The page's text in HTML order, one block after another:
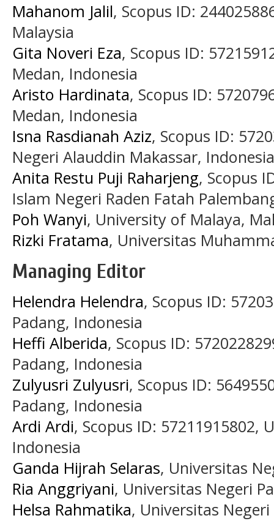
Mahanom Jalil, Scopus ID:
Malaysia
Gita Noveri Eza, Scopus ID:
Medan, Indonesia
Aristo Hardinata, Scopus ID:
Medan, Indonesia
Isna Rasdianah Aziz, Scopus ID:
Negeri Alauddin Makassar, Indonesia
Anita Restu Puji Raharjeng, Scopus
Islam Negeri Raden Fatah
Poh Wanyi, University of Malaya,
Rizki Fratama, Universitas
Managing Editor
Helendra Helendra, Scopus ID:
Padang, Indonesia
Heffi Alberida, Scopus ID:
Padang, Indonesia
Zulyusri Zulyusri, Scopus ID:
Padang, Indonesia
Ardi Ardi, Scopus ID: 57211915802,
Indonesia
Ganda Hijrah Selaras, Universitas
Ria Anggriyani, Universitas Negeri
Helsa Rahmatika, Universitas